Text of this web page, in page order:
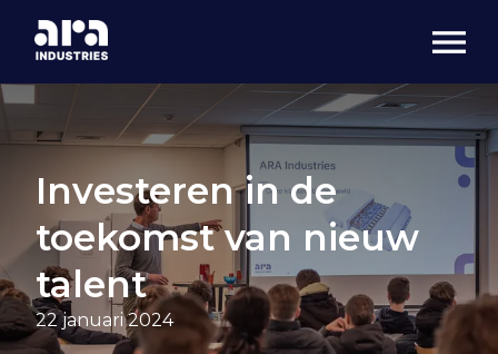
Investeren in de
toekomst van nieuw
talent
22 januari 2024